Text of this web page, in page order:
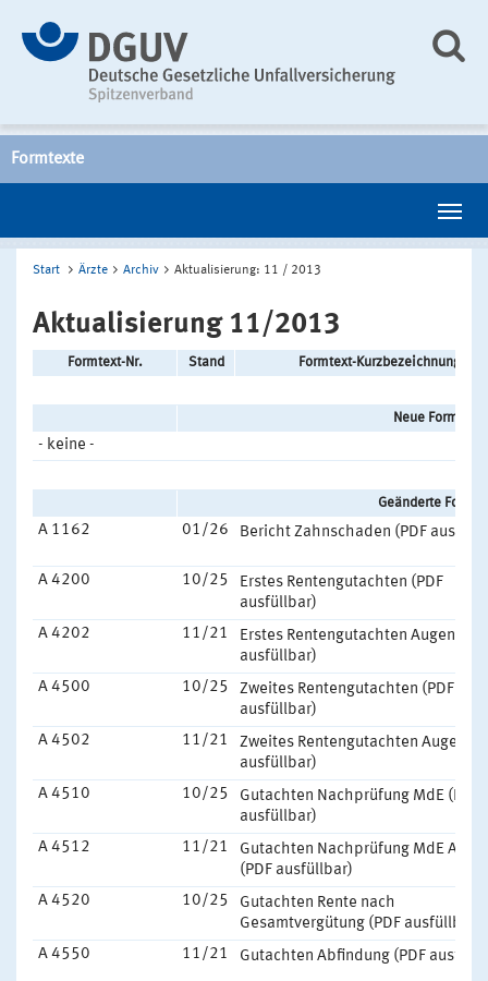
Formtexte
Start Ärzte Archiv Aktualisierung: 11 / 2013
Aktualisierung 11/2013
Formtext-Nr. Stand Formtext-Kurzbezeichnung
Neue
- keine -
Geänderte
A 1162 01/26 Bericht Zahnschaden (PDF
A 4200 10/25
Erstes Rentengutachten (PDF
ausfüllbar)
A 4202
11/21
Erstes Rentengutachten Augen
ausfüllbar)
A 4500
10/25
Zweites Rentengutachten (PDF
ausfüllbar)
A 4502
11/21
Zweites Rentengutachten Augen
ausfüllbar)
A 4510
10/25
Gutachten Nachprüfung MdE (PDF
ausfüllbar)
A 4512
11/21
Gutachten Nachprüfung MdE
(PDF ausfüllbar)
A 4520
10/25
Gutachten Rente nach
Gesamtvergütung (PDF ausfüllbar)
A 4550
11/21 Gutachten Abfindung (PDF